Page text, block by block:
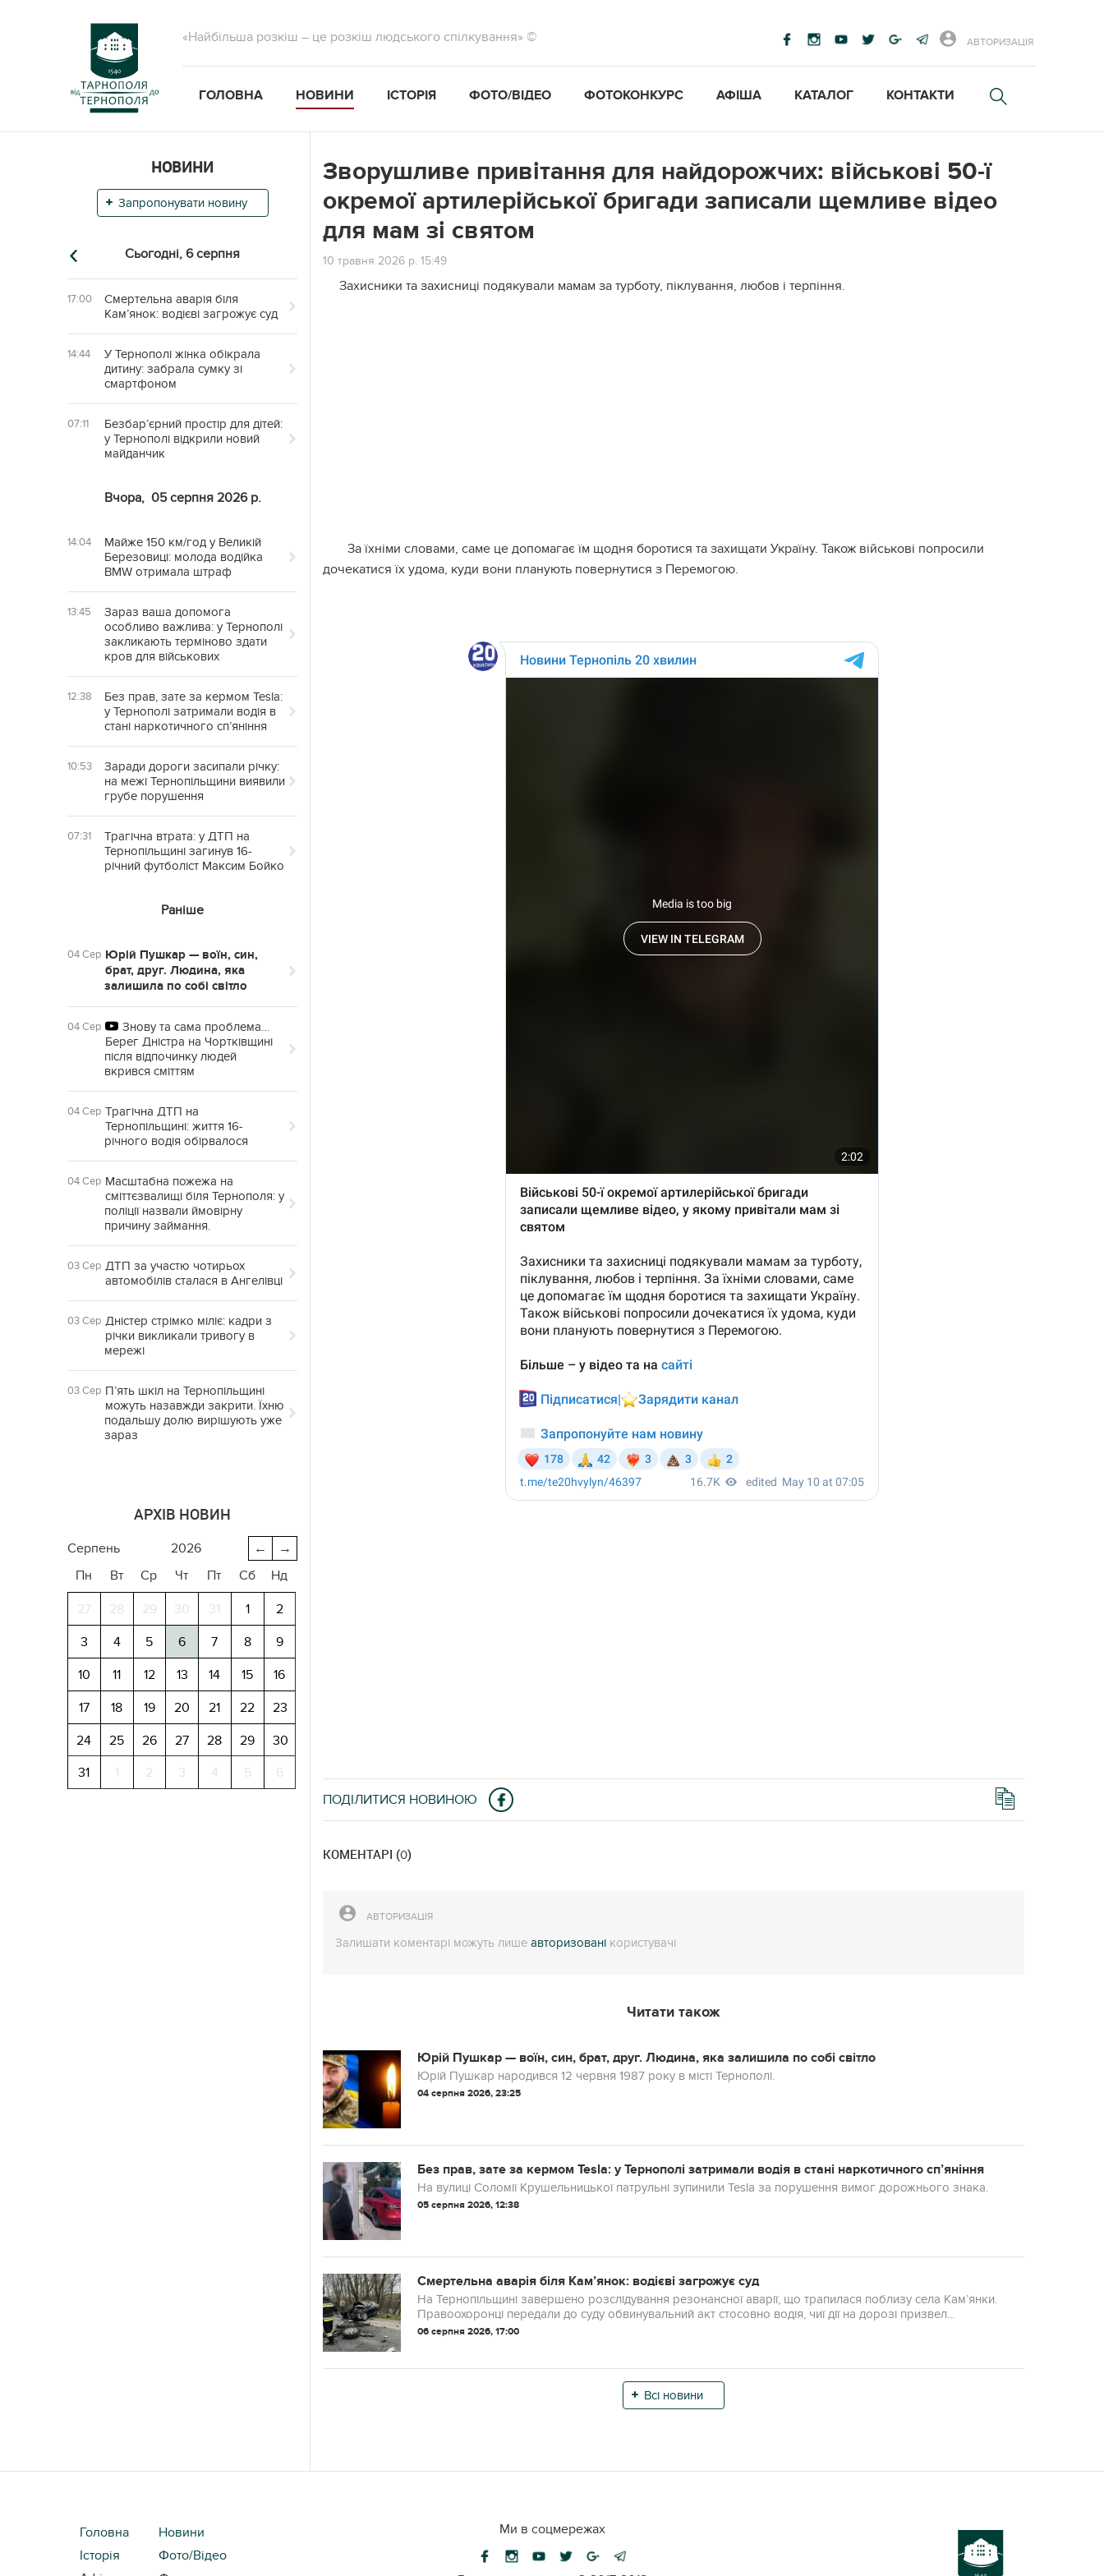
«Найбільша розкіш – це розкіш людського спілкування» © АВТОРИЗАЦІЯ
ГОЛОВНА НОВИНИ ІСТОРІЯ ФОТО/ВІДЕО ФОТОКОНКУРС АФІША КАТАЛОГ КОНТАКТИ
НОВИНИ
Запропонувати новину
Сьогодні, 6 серпня
17:00
Смертельна аварія біля
Кам’янок: водієві загрожує суд
14:44
У Тернополі жінка обікрала
дитину: забрала сумку зі
смартфоном
07:11
Безбар’єрний простір для дітей:
у Тернополі відкрили новий
майданчик
Вчора, 05 серпня 2026 р.
14:04
Майже 150 км/год у Великій
Березовиці: молода водійка
BMW отримала штраф
13:45
Зараз ваша допомога
особливо важлива: у Тернополі
закликають терміново здати
кров для військових
12:38
Без прав, зате за кермом Tesla:
у Тернополі затримали водія в
стані наркотичного сп’яніння
10:53
Заради дороги засипали річку:
на межі Тернопільщини виявили
грубе порушення
07:31
Трагічна втрата: у ДТП на
Тернопільщині загинув 16-
річний футболіст Максим Бойко
Раніше
04 Сер Юрій Пушкар — воїн, син,
брат, друг. Людина, яка
залишила по собі світло
04 Сер
Знову та сама проблема…
Берег Дністра на Чортківщині
після відпочинку людей
вкрився сміттям
04 Сер Трагічна ДТП на
Тернопільщині: життя 16-
річного водія обірвалося
04 Сер Масштабна пожежа на
сміттєзвалищі біля Тернополя: у
поліції назвали ймовірну
причину займання.
03 Сер ДТП за участю чотирьох
автомобілів сталася в Ангелівці
03 Сер Дністер стрімко міліє: кадри з
річки викликали тривогу в
мережі
03 Сер П’ять шкіл на Тернопільщині
можуть назавжди закрити. Їхню
подальшу долю вирішують уже
зараз
АРХІВ НОВИН
→
←
серпень
2026
Пн
Вт Ср Чт Пт Сб Нд
27 28 29 30 31 1
2
3
4 5 6 7 8
9
10
11 12 13 14 15
16
17
18 19 20 21 22
23
24
25 26 27 28 29
30
31
1 2 3 4 5 6
Зворушливе привітання для найдорожчих: військові 50-ї
окремої артилерійської бригади записали щемливе відео
для мам зі святом
10 травня 2026 р. 15:49
Захисники та захисниці подякували мамам за турботу, піклування, любов і терпіння.
За їхніми словами, саме це допомагає їм щодня боротися та захищати Україну. Також військові попросили
дочекатися їх удома, куди вони планують повернутися з Перемогою.
ПОДІЛИТИСЯ НОВИНОЮ
КОМЕНТАРІ (0)
АВТОРИЗАЦІЯ
Залишати коментарі можуть лише авторизовані користувачі
Читати також
Юрій Пушкар — воїн, син, брат, друг. Людина, яка залишила по собі світло
Юрій Пушкар народився 12 червня 1987 року в місті Тернополі.
04 серпня 2026, 23:25
Без прав, зате за кермом Tesla: у Тернополі затримали водія в стані наркотичного сп’яніння
На вулиці Соломії Крушельницької патрульні зупинили Tesla за порушення вимог дорожнього знака.
05 серпня 2026, 12:38
Смертельна аварія біля Кам’янок: водієві загрожує суд
На Тернопільщині завершено розслідування резонансної аварії, що трапилася поблизу села Кам’янки.
Правоохоронці передали до суду обвинувальний акт стосовно водія, чиї дії на дорозі призвел...
06 серпня 2026, 17:00
Всі новини
Головна
Новини
Історія
Фото/Відео
Ми в соцмережах